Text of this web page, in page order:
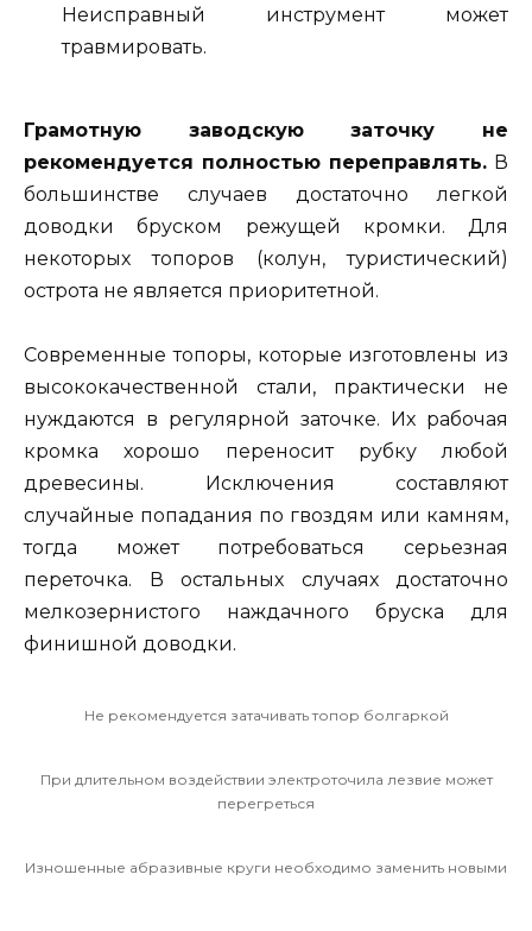
Неисправный инструмент может
травмировать.
Грамотную заводскую заточку не
рекомендуется полностью переправлять. В
большинстве случаев достаточно легкой
доводки бруском режущей кромки. Для
некоторых топоров (колун, туристический)
острота не является приоритетной.
Современные топоры, которые изготовлены из
высококачественной стали, практически не
нуждаются в регулярной заточке. Их рабочая
кромка хорошо переносит рубку любой
древесины. Исключения составляют
случайные попадания по гвоздям или камням,
тогда может потребоваться серьезная
переточка. В остальных случаях достаточно
мелкозернистого наждачного бруска для
финишной доводки.
Не рекомендуется затачивать топор болгаркой
При длительном воздействии электроточила лезвие может
перегреться
Изношенные абразивные круги необходимо заменить новыми